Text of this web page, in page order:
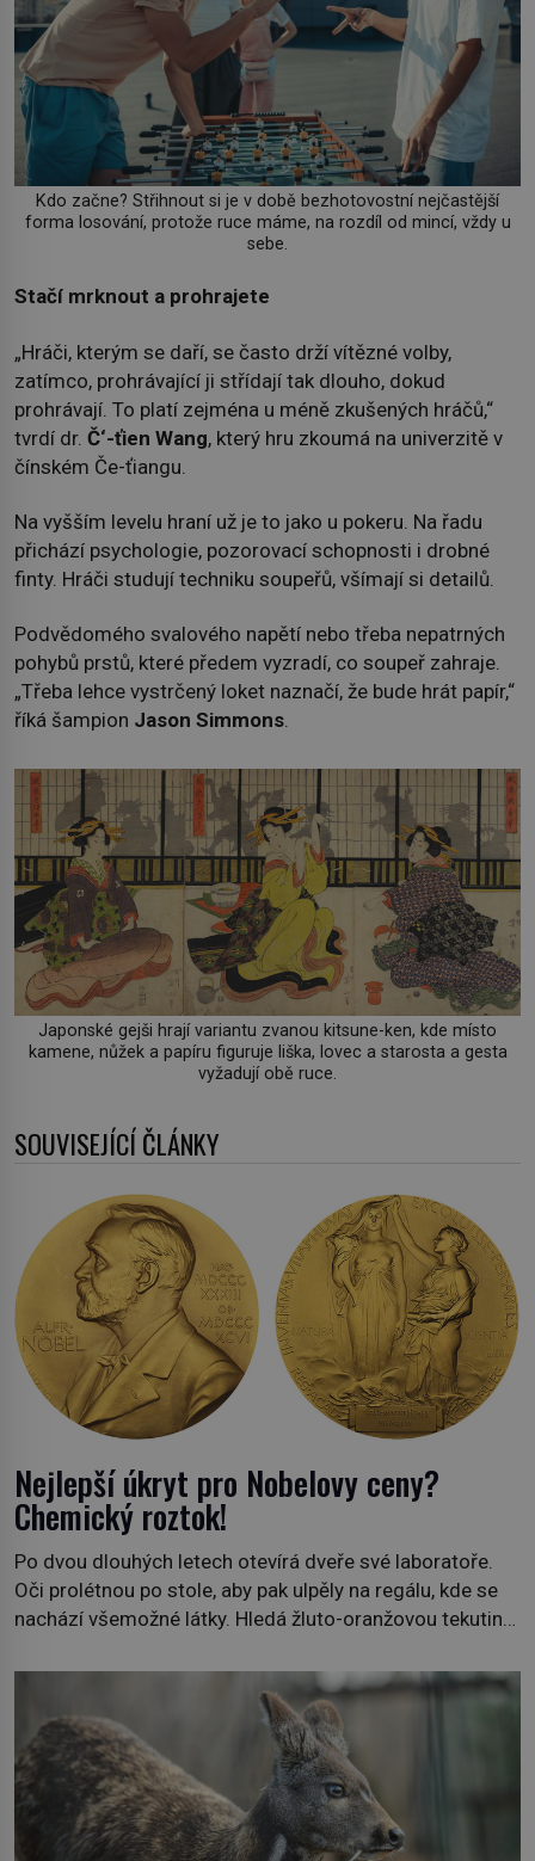
Kdo začne? Střihnout si je v době bezhotovostní nejčastější
forma losování, protože ruce máme, na rozdíl od mincí, vždy u
sebe.
Stačí mrknout a prohrajete
„Hráči, kterým se daří, se často drží vítězné volby,
zatímco, prohrávající ji střídají tak dlouho, dokud
prohrávají. To platí zejména u méně zkušených hráčů,“
tvrdí dr. Č‘-ťien Wang, který hru zkoumá na univerzitě v
čínském Če-ťiangu.
Na vyšším levelu hraní už je to jako u pokeru. Na řadu
přichází psychologie, pozorovací schopnosti i drobné
finty. Hráči studují techniku soupeřů, všímají si detailů.
Podvědomého svalového napětí nebo třeba nepatrných
pohybů prstů, které předem vyzradí, co soupeř zahraje.
„Třeba lehce vystrčený loket naznačí, že bude hrát papír,“
říká šampion Jason Simmons.
Japonské gejši hrají variantu zvanou kitsune-ken, kde místo
kamene, nůžek a papíru figuruje liška, lovec a starosta a gesta
vyžadují obě ruce.
SOUVISEJÍCÍ ČLÁNKY
Nejlepší úkryt pro Nobelovy ceny?
Chemický roztok!
Po dvou dlouhých letech otevírá dveře své laboratoře.
Oči prolétnou po stole, aby pak ulpěly na regálu, kde se
nachází všemožné látky. Hledá žluto-oranžovou tekutinu,
plán dokončit. Pod termínem aqua regia se skrývá
směs s názvem lučavka královská. Svůj přídomek nemá
pro nic za nic, […]